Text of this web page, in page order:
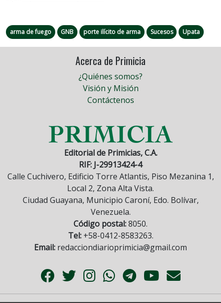
arma de fuego GNB porte ilícito de arma Sucesos Upata
Acerca de Primicia
¿Quiénes somos?
Visión y Misión
Contáctenos
Editorial de Primicias, C.A.
RIF: J-29913424-4
Calle Cuchivero, Edificio Torre Atlantis, Piso Mezanina 1,
Local 2, Zona Alta Vista.
Ciudad Guayana, Municipio Caroní, Edo. Bolívar,
Venezuela.
Código postal:8050.
Tel:+58-0412-8583263.
Email: redacciondiarioprimicia@gmail.com